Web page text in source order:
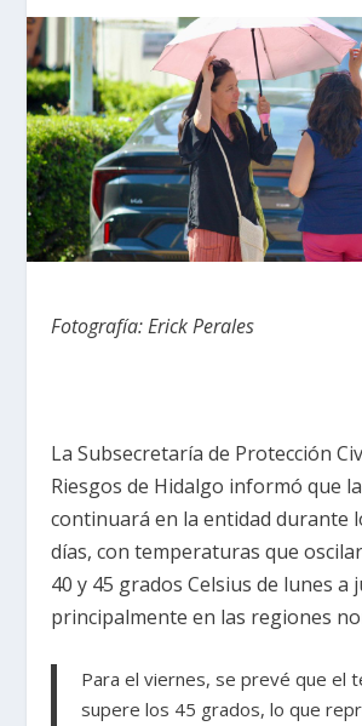
Fotografía: Erick Perales
La Subsecretaría de Protección
Riesgos de Hidalgo informó que
continuará en la entidad durante
días, con temperaturas que
40 y 45 grados Celsius de lunes a
principalmente en las regiones
Para el viernes, se prevé que el
supere los 45 grados, lo que